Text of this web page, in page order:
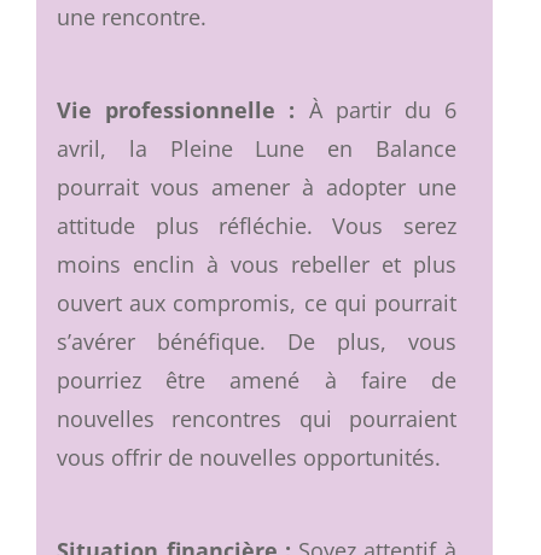
une rencontre.
Vie professionnelle : À partir du 6
avril, la Pleine Lune en Balance
pourrait vous amener à adopter une
attitude plus réfléchie. Vous serez
moins enclin à vous rebeller et plus
ouvert aux compromis, ce qui pourrait
s’avérer bénéfique. De plus, vous
pourriez être amené à faire de
nouvelles rencontres qui pourraient
vous offrir de nouvelles opportunités.